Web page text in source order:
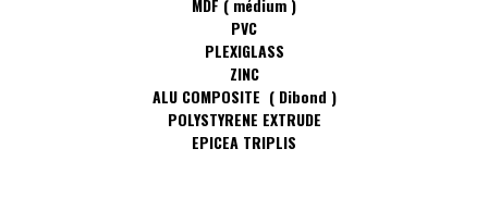
MDF ( médium )
PVC
PLEXIGLASS
ZINC
ALU COMPOSITE ( Dibond )
POLYSTYRENE EXTRUDE
EPICEA TRIPLIS